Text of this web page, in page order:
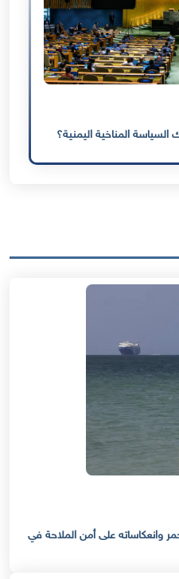
المناخية اليمنية؟
وانعكاساته على أمن الملاحة في